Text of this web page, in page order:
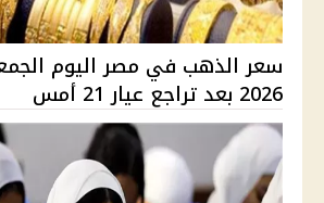
2026 بعد تراجع عيار 21 أمس